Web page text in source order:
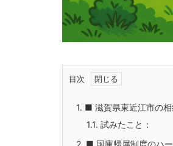
目次
1. ■ 滋賀県東近江市の相
1.1. 試みたこと：